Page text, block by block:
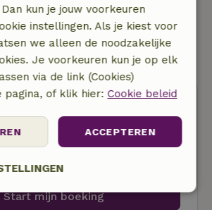
Start mijn boeking
kun je jouw voorkeuren
instellingen. Als je kiest voor
we alleen de noodzakelijke
Je voorkeuren kun je op elk
via de link (Cookies)
pagina, of klik hier: Cookie beleid
ACCEPTEREN
Prestatie